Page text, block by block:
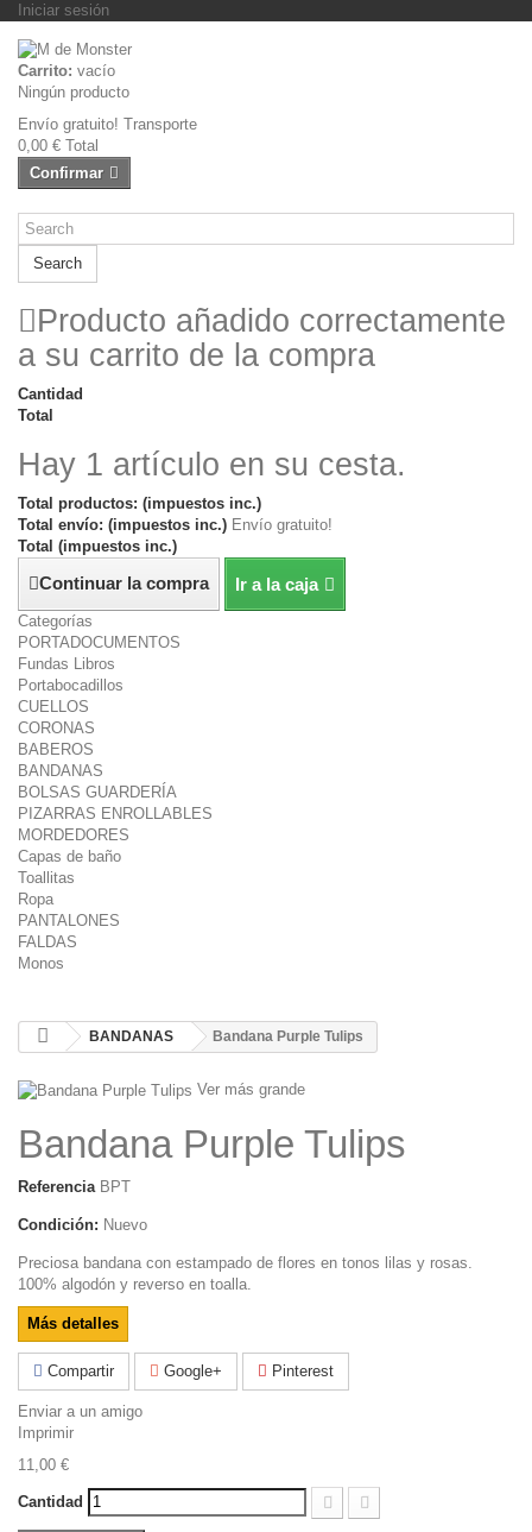
Iniciar sesión
Carrito: vacío
Ningún producto
Envío gratuito! Transporte
0,00 € Total
Confirmar
Search
Producto añadido correctamente
a su carrito de la compra
Cantidad
Total
Hay 1 artículo en su cesta.
Total productos: (impuestos inc.)
Total envío: (impuestos inc.) Envío gratuito!
Total (impuestos inc.)
Continuar la compra Ir a la caja
Categorías
PORTADOCUMENTOS
Fundas Libros
Portabocadillos
CUELLOS
CORONAS
BABEROS
BANDANAS
BOLSAS GUARDERÍA
PIZARRAS ENROLLABLES
MORDEDORES
Capas de baño
Toallitas
Ropa
PANTALONES
FALDAS
Monos
BANDANAS Bandana Purple Tulips
Ver más grande
Bandana Purple Tulips
Referencia BPT
Condición: Nuevo
Preciosa bandana con estampado de flores en tonos lilas y rosas.
100% algodón y reverso en toalla.
Más detalles
Compartir Google+ Pinterest
Enviar a un amigo
Imprimir
11,00 €
Cantidad